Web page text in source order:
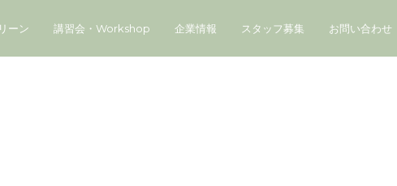
ーン 講習会・Workshop 企業情報 スタッフ募集 お問い合わせ